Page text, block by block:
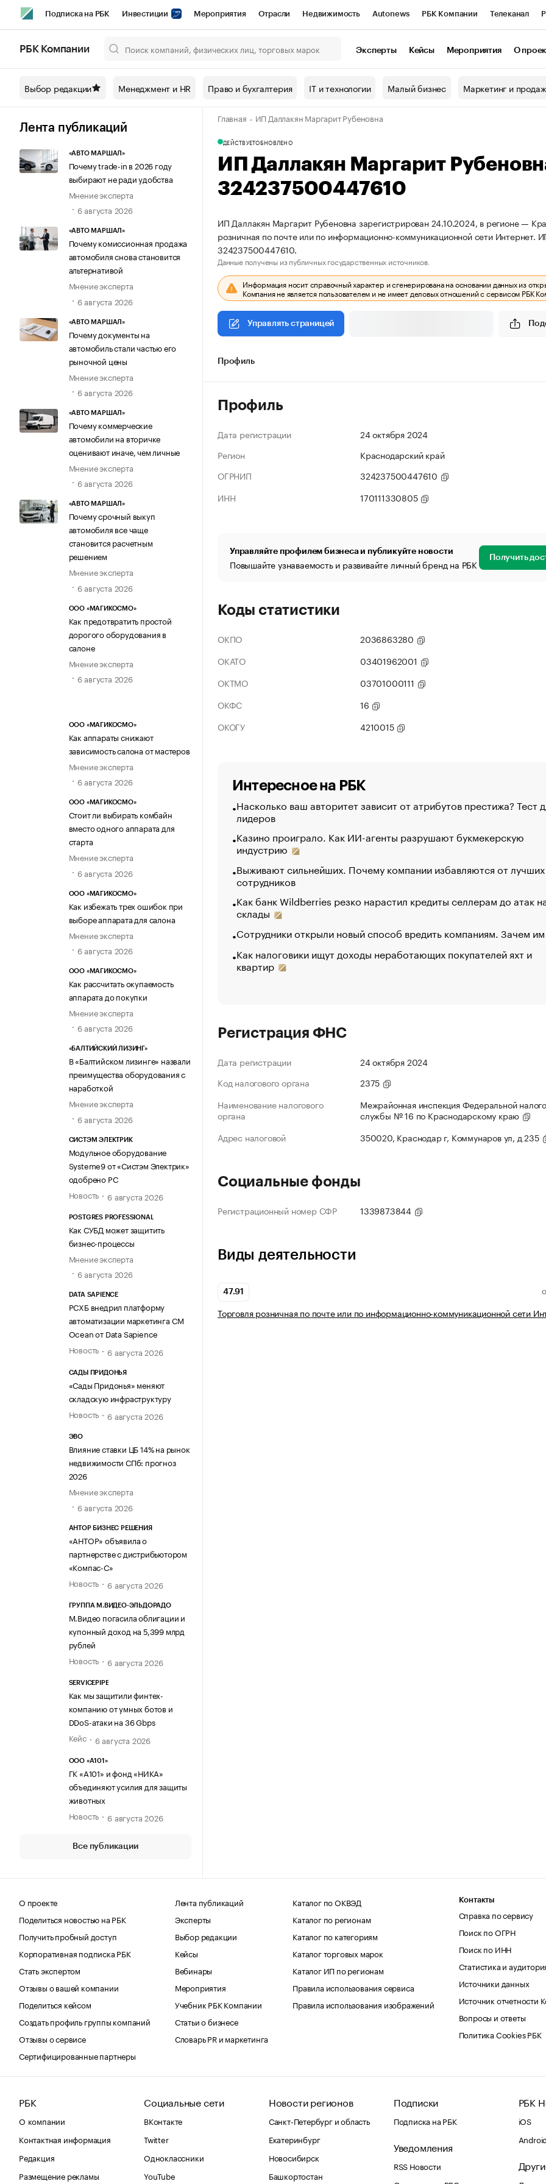
Подписка на РБК Инвестиции Мероприятия Отрасли Недвижимость Autonews РБК Компании Телеканал
Спецпроекты СПб Конференции СПб Спецпроекты Проверка контрагентов
Технологии и медиа Рынок наличной валюты
РБК Компании Эксперты Кейсы Мероприятия О
Выбор редакции Менеджмент и HR Право и бухгалтерия IT и технологии Малый бизнес Маркетинг и
Лента публикаций
«АВТО МАРШАЛ»
Почему trade-in в 2026 году
выбирают не ради удобства
Мнение эксперта
6 августа 2026
«АВТО МАРШАЛ»
Почему комиссионная продажа
автомобиля снова становится
альтернативой
Мнение эксперта
6 августа 2026
«АВТО МАРШАЛ»
Почему документы на
автомобиль стали частью его
рыночной цены
Мнение эксперта
6 августа 2026
«АВТО МАРШАЛ»
Почему коммерческие
автомобили на вторичке
оценивают иначе, чем личные
Мнение эксперта
6 августа 2026
«АВТО МАРШАЛ»
Почему срочный выкуп
автомобиля все чаще
становится расчетным
решением
Мнение эксперта
6 августа 2026
ООО «МАГИКОСМО»
Как предотвратить простой
дорогого оборудования в
салоне
Мнение эксперта
6 августа 2026
ООО «МАГИКОСМО»
Как аппараты снижают
зависимость салона от мастеров
Мнение эксперта
6 августа 2026
ООО «МАГИКОСМО»
Стоит ли выбирать комбайн
вместо одного аппарата для
старта
Мнение эксперта
6 августа 2026
ООО «МАГИКОСМО»
Как избежать трех ошибок при
выборе аппарата для салона
Мнение эксперта
6 августа 2026
ООО «МАГИКОСМО»
Как рассчитать окупаемость
аппарата до покупки
Мнение эксперта
6 августа 2026
«БАЛТИЙСКИЙ ЛИЗИНГ»
В «Балтийском лизинге» назвали
преимущества оборудования с
наработкой
Мнение эксперта
6 августа 2026
СИСТЭМ ЭЛЕКТРИК
Модульное оборудование
Systeme9 от «Систэм Электрик»
одобрено РС
Новость
6 августа 2026
POSTGRES PROFESSIONAL
Как СУБД может защитить
бизнес-процессы
Мнение эксперта
6 августа 2026
DATA SAPIENCE
РСХБ внедрил платформу
автоматизации маркетинга CM
Ocean от Data Sapience
Новость
6 августа 2026
САДЫ ПРИДОНЬЯ
«Сады Придонья» меняют
складскую инфраструктуру
Новость
6 августа 2026
ЭВО
Влияние ставки ЦБ 14% на рынок
недвижимости СПб: прогноз
2026
Мнение эксперта
6 августа 2026
АНТОР БИЗНЕС РЕШЕНИЯ
«АНТОР» объявила о
партнерстве с дистрибьютором
«Компас-С»
Новость
6 августа 2026
ГРУППА М.ВИДЕО-ЭЛЬДОРАДО
М.Видео погасила облигации и
купонный доход на 5,399 млрд
рублей
Новость
6 августа 2026
SERVICEPIPE
Как мы защитили финтех-
компанию от умных ботов и
DDoS-атаки на 36 Gbps
Кейс
6 августа 2026
ООО «А101»
ГК «А101» и фонд «НИКА»
объединяют усилия для защиты
животных
Новость
6 августа 2026
Все публикации
Главная ИП Даллакян Маргарит Рубеновна
ДЕЙСТВУЕТОБНОВЛЕНО
ИП Даллакян Маргарит
324237500447610
ИП Даллакян Маргарит Рубеновна зарегистрирован 24.10.2024, в регионе —
розничная по почте или по информационно-коммуникационной сети
324237500447610.
Данные получены из публичных государственных источников.
Информация носит справочный характер и сгенерирована на основании данных из
Компания не является пользователем и не имеет деловых отношений с сервисом РБК
Управлять страницей
Профиль
Профиль
Дата регистрации
24 октября 2024
Регион
Краснодарский край
ОГРНИП
324237500447610
ИНН
170111330805
Управляйте профилем бизнеса и публикуйте новости
Повышайте узнаваемость и развивайте личный бренд на РБК Получить
Коды статистики
ОКПО
2036863280
ОКАТО
03401962001
ОКТМО
03701000111
ОКФС
16
ОКОГУ
4210015
Интересное на РБК
Насколько ваш авторитет зависит от атрибутов престижа? Тест
лидеров
Казино проиграло. Как ИИ-агенты разрушают букмекерскую
индустрию
Выживают сильнейших. Почему компании избавляются от лучших
сотрудников
Как банк Wildberries резко нарастил кредиты селлерам до атак
склады
Сотрудники открыли новый способ вредить компаниям. Зачем
Как налоговики ищут доходы неработающих покупателей яхт и
квартир
Регистрация ФНС
Дата регистрации
24 октября 2024
Код налогового органа
2375
Наименование налогового
органа
Межрайонная инспекция Федеральной
службы № 16 по Краснодарскому краю
Адрес налоговой
350020, Краснодар г, Коммунаров ул, д 235
Социальные фонды
Регистрационный номер СФР 1339873844
Виды деятельности
47.91
Торговля розничная по почте или по информационно-коммуникационной сети
О проекте
Поделиться новостью на РБК
Получить пробный доступ
Корпоративная подписка РБК
Стать экспертом
Отзывы о вашей компании
Поделиться кейсом
Создать профиль группы компаний
Отзывы о сервисе
Сертифицированные партнеры
Лента публикаций
Эксперты
Выбор редакции
Кейсы
Вебинары
Мероприятия
Учебник РБК Компании
Статьи о бизнесе
Словарь PR и маркетинга
Каталог по ОКВЭД
Каталог по регионам
Каталог по категориям
Каталог торговых марок
Каталог ИП по регионам
Правила использования сервиса
Правила использования изображений
Контакты
Справка по сервису
Поиск по ОГРН
Поиск по ИНН
Статистика и
Источники данных
Источник отчетности
Вопросы и ответы
Политика Cookies РБК
РБК
О компании
Контактная информация
Редакция
Размещение рекламы
Социальные сети
ВКонтакте
Twitter
Одноклассники
YouTube
Новости регионов
Санкт-Петербург и область
Екатеринбург
Новосибирск
Башкортостан
Подписки
Подписка на РБК
Уведомления
RSS Новости
РБК
iOS